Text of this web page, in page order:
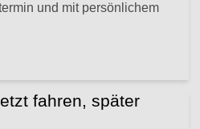
und mit persönlichem
fahren, später